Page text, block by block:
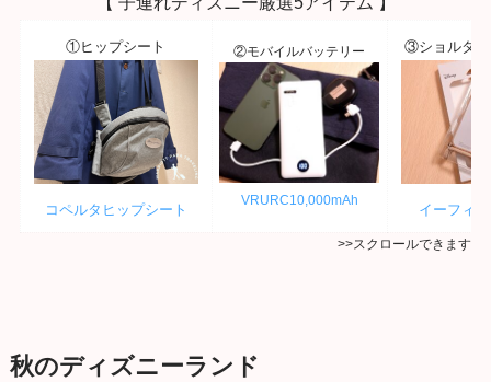
①ヒップシート
コペルタヒップシート
②モバイルバッテリー
VRURC10,000mAh
③ショルダ
イーフィ
>>スクロールできます
秋のディズニーランド